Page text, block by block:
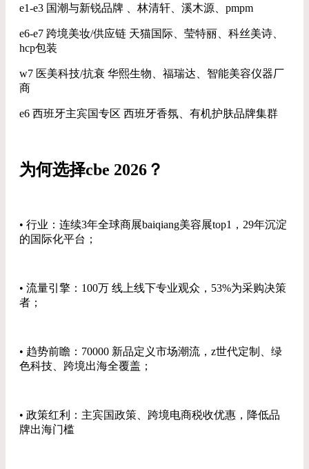
e1-e3 国潮与新锐品牌 、林清轩、溪木源、pmpm
e6-e7 跨境美妆/供应链 天猫国际、莹特丽、科丝美诗、
hcp包装
w7 医美科技/抗衰 华熙生物、福瑞达、智能美容仪器厂
商
e6 西班牙主宾国专区 西班牙香氛、有机护肤品牌集群
为何选择cbe 2026？
• 行业：连续3年全球商展baiqiang美容展top1，29年沉淀
的国际化平台；
• 流量引擎：100万 线上线下专业观众，53%为采购决策
者；
• 趋势前瞻：70000 新品定义市场潮流，z世代定制、绿
色科技、跨境出海全覆盖；
• 政策红利：主宾国政策、跨境电商税收优惠，降低品
牌出海门槛